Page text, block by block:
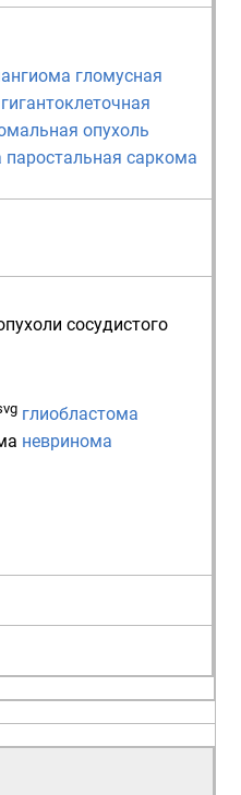
гломусная
гигантоклеточная
опухоль
паростальная саркома
сосудистого
глиобластома
невринома